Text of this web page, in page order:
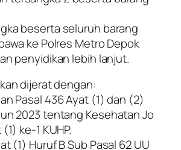
beserta seluruh barang
ke Polres Metro Depok
penyidikan lebih lanjut.
dijerat dengan:
Pasal 436 Ayat (1) dan (2)
2023 tentang Kesehatan Jo
ke-1 KUHP.
(1) Huruf B Sub Pasal 62 UU